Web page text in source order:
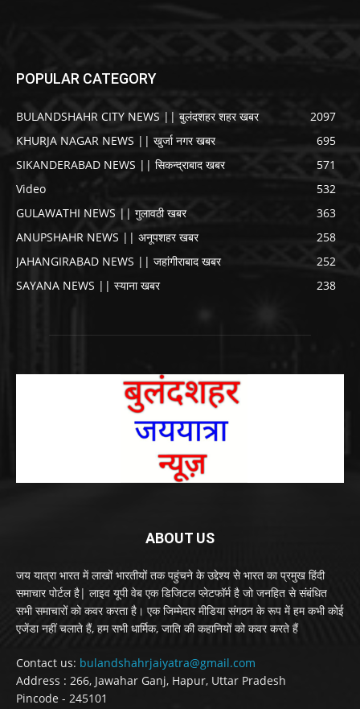
POPULAR CATEGORY
BULANDSHAHR CITY NEWS || बुलंदशहर शहर खबर
2097
KHURJA NAGAR NEWS || खुर्जा नगर खबर
695
SIKANDERABAD NEWS || सिकन्द्राबाद खबर
571
Video
532
GULAWATHI NEWS || गुलावठी खबर
363
ANUPSHAHR NEWS || अनूपशहर खबर
258
JAHANGIRABAD NEWS || जहांगीराबाद खबर
252
SAYANA NEWS || स्याना खबर
238
ABOUT US
जय यात्रा भारत में लाखों भारतीयों तक पहुंचने के उद्देश्य से भारत का प्रमुख हिंदी
समाचार पोर्टल है| लाइव यूपी वेब एक डिजिटल प्लेटफॉर्म है जो जनहित से संबंधित
सभी समाचारों को कवर करता है। एक जिम्मेदार मीडिया संगठन के रूप में हम कभी कोई
एजेंडा नहीं चलाते हैं, हम सभी धार्मिक, जाति की कहानियों को कवर करते हैं
Contact us: bulandshahrjaiyatra@gmail.com
Address : 266, Jawahar Ganj, Hapur, Uttar Pradesh
Pincode - 245101